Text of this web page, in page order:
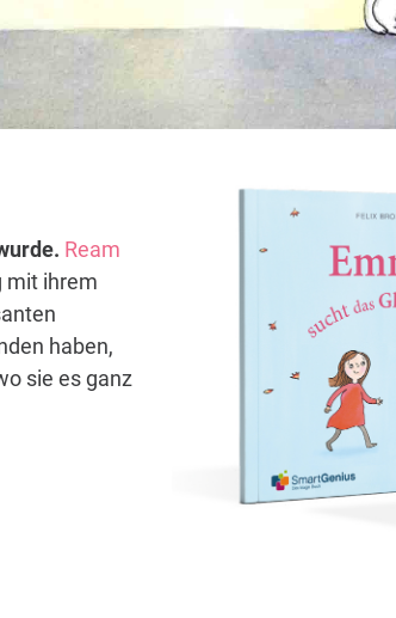
Ream
mit ihrem
haben,
sie es ganz